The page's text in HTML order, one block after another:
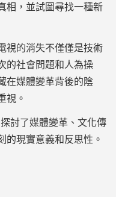
相，並試圖尋找一種新
視的消失不僅僅是技術
的社會問題和人為操
在媒體變革背後的陰
視。
討了媒體變革、文化傳
的現實意義和反思性。